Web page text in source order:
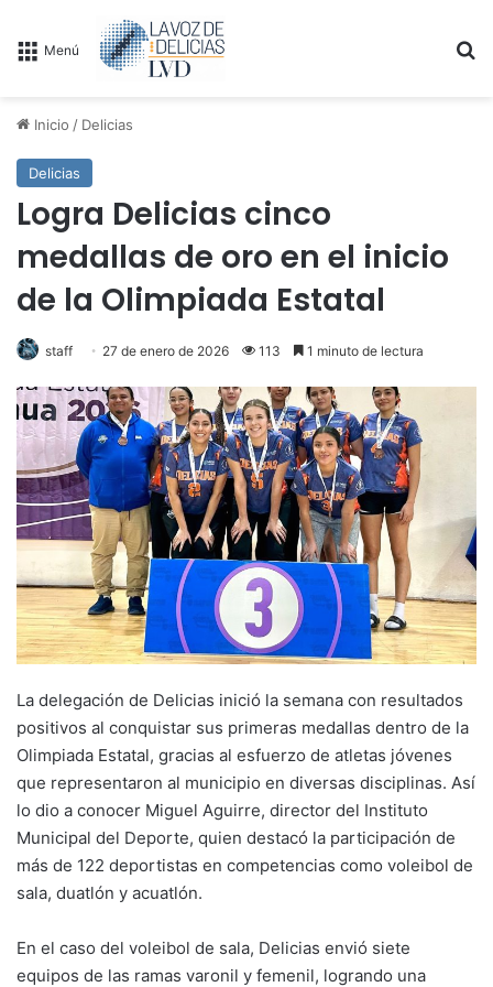
Menú
Inicio / Delicias
Delicias
Logra Delicias cinco
medallas de oro en el inicio
de la Olimpiada Estatal
staff 27 de enero de 2026 113 1 minuto de lectura
La delegación de Delicias inició la semana con resultados
positivos al conquistar sus primeras medallas dentro de la
Olimpiada Estatal, gracias al esfuerzo de atletas jóvenes
que representaron al municipio en diversas disciplinas. Así
lo dio a conocer Miguel Aguirre, director del Instituto
Municipal del Deporte, quien destacó la participación de
más de 122 deportistas en competencias como voleibol de
sala, duatlón y acuatlón.
En el caso del voleibol de sala, Delicias envió siete
equipos de las ramas varonil y femenil, logrando una